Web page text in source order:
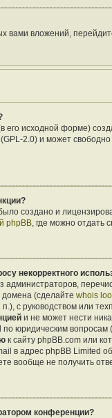
вами вложений,
его исходной форме)
2.0) и может
создано и
phpBB, где можно отдать
некорректного
администраторов,
домена (сделайте whois
п.), с руководством или
и не может нести
юридическим вопросам
к сайту phpBB.com или
в адрес phpBB Limited
вообще не получить
конференции?